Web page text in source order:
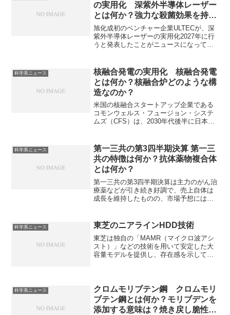
の実用化 深紫外半導体レーザー
とは何か？強力な殺菌効果を持つ
理由は？
旭化成初のベンチャー企業ULTECが、深
紫外半導体レーザーの実用化2027年に行
うと発表したことがニュースになってい
放出する半導体素子で、殺菌力に優れる
などの特徴をもっています。殺菌力に優
れる理由や従来のレーザーとの違いを知
ることができます。
科学系ニュース
核融合発電の実用化 核融合発電
とは何か？核融合炉どのような構
造なのか？
米国の核融合スタートアップ企業である
コモンウェルス・フュージョン・システ
ムズ（CFS）は、2030年代後半に日本で
原理を応用し、軽い原子核を融合させて
莫大なエネルギーを取り出す発電方法で
すが、問題点も多く、実用化には時間が
かかるともされています。核融合発電と
は何か、どのような課題があるのかを知
ることができます。
科学系ニュース
第一三共の第3四半期決算 第一三
共の特徴は何か？抗体薬物複合体
とは何か？
第一三共の第3四半期決算は主力のがん治
療薬などが引き続き好調で、売上自体は
成長を維持したものの、市場予想には届
す。
科学系ニュース 東芝のニアラインHDD技術
東芝は独自の「MAMR（マイクロ波アシ
スト）」などの技術を用いて安定した大
容量モデルを提供し、存在感を示してい
科学系ニュース
クロムモリブテン鋼 クロムモリ
ブテン鋼とは何か？モリブデンを
添加する意味は？焼き戻し脆性と